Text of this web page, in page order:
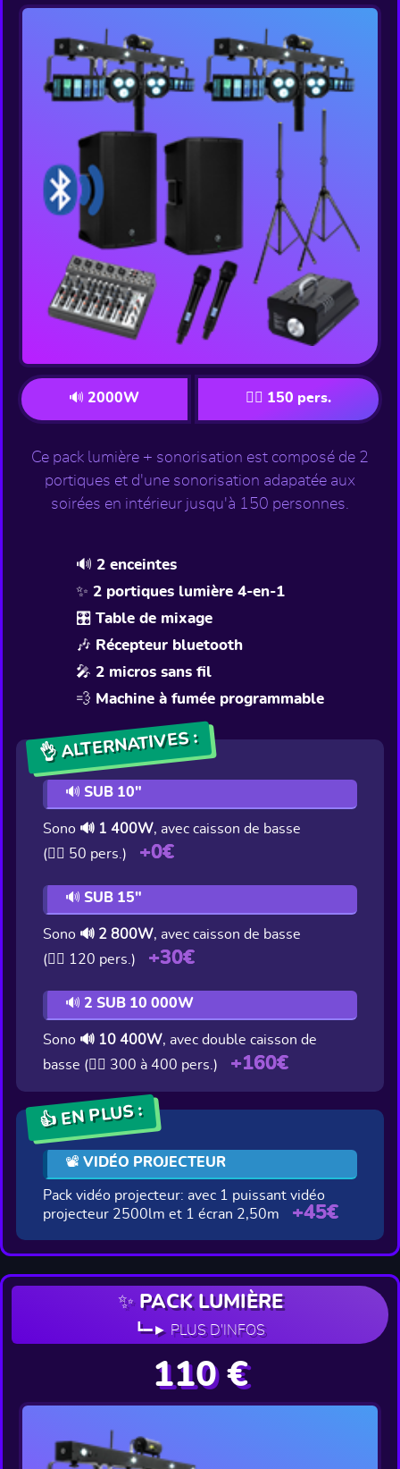
🔊 2000W 👯‍♂️ 150 pers.
Ce pack lumière + sonorisation est composé de 2
portiques et d'une sonorisation adapatée aux
soirées en intérieur jusqu'à 150 personnes.
🔊 2 enceintes
✨ 2 portiques lumière 4-en-1
🎛️ Table de mixage
🎶 Récepteur bluetooth
🎤 2 micros sans fil
💨 Machine à fumée programmable
👌 ALTERNATIVES :
🔊 SUB 10"
Sono 🔊 1 400W, avec caisson de basse
(👯‍♂️ 50 pers.)
+0€
🔊 SUB 15"
Sono 🔊 2 800W, avec caisson de basse
(👯‍♂️ 120 pers.)
+30€
🔊 2 SUB 10 000W
Sono 🔊 10 400W, avec double caisson de
basse (👯‍♂️ 300 à 400 pers.)
+160€
👍 EN PLUS :
📽️ VIDÉO PROJECTEUR
Pack vidéo projecteur: avec 1 puissant vidéo
projecteur 2500lm et 1 écran 2,50m
+45€
✨ PACK LUMIÈRE
┗━► PLUS D'INFOS
110 €